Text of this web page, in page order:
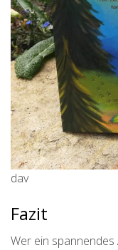
dav
Fazit
Wer ein